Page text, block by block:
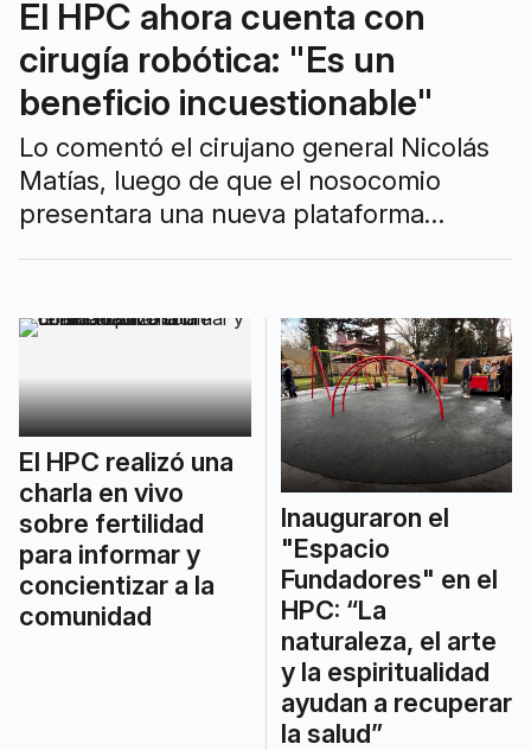
El HPC ahora cuenta con
cirugía robótica: "Es un
beneficio incuestionable"
Lo comentó el cirujano general Nicolás
Matías, luego de que el nosocomio
presentara una nueva plataforma
Unido.
El HPC realizó una
charla en vivo
sobre fertilidad
para informar y
concientizar a la
comunidad
Inauguraron el
"Espacio
Fundadores" en el
HPC: “La
naturaleza, el arte
y la espiritualidad
ayudan a recuperar
la salud”